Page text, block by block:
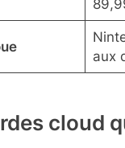
aux
cloud